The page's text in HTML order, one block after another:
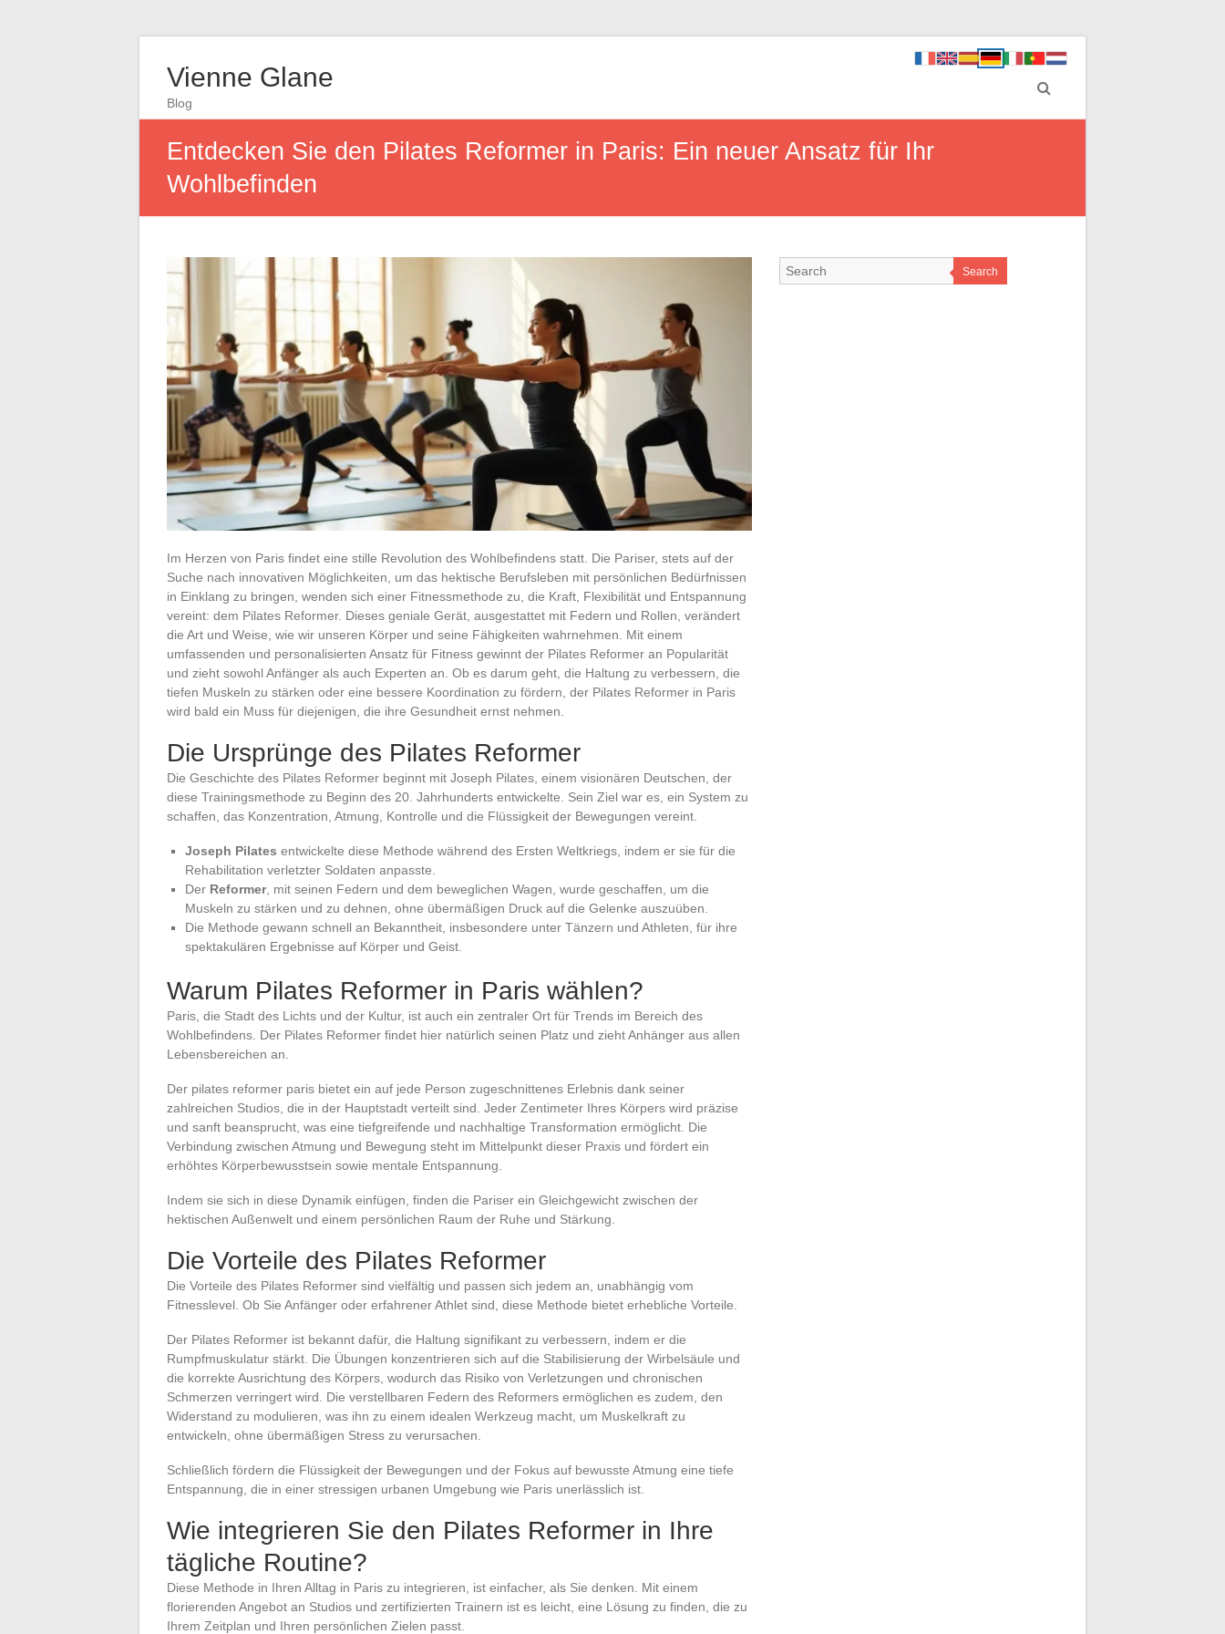
Vienne Glane
Blog
Entdecken Sie den Pilates Reformer in Paris: Ein neuer Ansatz für Ihr
Wohlbefinden
Im Herzen von Paris findet eine stille Revolution des Wohlbefindens statt. Die Pariser, stets auf der
Suche nach innovativen Möglichkeiten, um das hektische Berufsleben mit persönlichen Bedürfnissen
in Einklang zu bringen, wenden sich einer Fitnessmethode zu, die Kraft, Flexibilität und Entspannung
vereint: dem Pilates Reformer. Dieses geniale Gerät, ausgestattet mit Federn und Rollen, verändert
die Art und Weise, wie wir unseren Körper und seine Fähigkeiten wahrnehmen. Mit einem
umfassenden und personalisierten Ansatz für Fitness gewinnt der Pilates Reformer an Popularität
und zieht sowohl Anfänger als auch Experten an. Ob es darum geht, die Haltung zu verbessern, die
tiefen Muskeln zu stärken oder eine bessere Koordination zu fördern, der Pilates Reformer in Paris
wird bald ein Muss für diejenigen, die ihre Gesundheit ernst nehmen.
Die Ursprünge des Pilates Reformer
Die Geschichte des Pilates Reformer beginnt mit Joseph Pilates, einem visionären Deutschen, der
diese Trainingsmethode zu Beginn des 20. Jahrhunderts entwickelte. Sein Ziel war es, ein System zu
schaffen, das Konzentration, Atmung, Kontrolle und die Flüssigkeit der Bewegungen vereint.
Joseph Pilates entwickelte diese Methode während des Ersten Weltkriegs, indem er sie für die
Rehabilitation verletzter Soldaten anpasste.
Der Reformer, mit seinen Federn und dem beweglichen Wagen, wurde geschaffen, um die
Muskeln zu stärken und zu dehnen, ohne übermäßigen Druck auf die Gelenke auszuüben.
Die Methode gewann schnell an Bekanntheit, insbesondere unter Tänzern und Athleten, für ihre
spektakulären Ergebnisse auf Körper und Geist.
Warum Pilates Reformer in Paris wählen?
Paris, die Stadt des Lichts und der Kultur, ist auch ein zentraler Ort für Trends im Bereich des
Wohlbefindens. Der Pilates Reformer findet hier natürlich seinen Platz und zieht Anhänger aus allen
Lebensbereichen an.
Der pilates reformer paris bietet ein auf jede Person zugeschnittenes Erlebnis dank seiner
zahlreichen Studios, die in der Hauptstadt verteilt sind. Jeder Zentimeter Ihres Körpers wird präzise
und sanft beansprucht, was eine tiefgreifende und nachhaltige Transformation ermöglicht. Die
Verbindung zwischen Atmung und Bewegung steht im Mittelpunkt dieser Praxis und fördert ein
erhöhtes Körperbewusstsein sowie mentale Entspannung.
Indem sie sich in diese Dynamik einfügen, finden die Pariser ein Gleichgewicht zwischen der
hektischen Außenwelt und einem persönlichen Raum der Ruhe und Stärkung.
Die Vorteile des Pilates Reformer
Die Vorteile des Pilates Reformer sind vielfältig und passen sich jedem an, unabhängig vom
Fitnesslevel. Ob Sie Anfänger oder erfahrener Athlet sind, diese Methode bietet erhebliche Vorteile.
Der Pilates Reformer ist bekannt dafür, die Haltung signifikant zu verbessern, indem er die
Rumpfmuskulatur stärkt. Die Übungen konzentrieren sich auf die Stabilisierung der Wirbelsäule und
die korrekte Ausrichtung des Körpers, wodurch das Risiko von Verletzungen und chronischen
Schmerzen verringert wird. Die verstellbaren Federn des Reformers ermöglichen es zudem, den
Widerstand zu modulieren, was ihn zu einem idealen Werkzeug macht, um Muskelkraft zu
entwickeln, ohne übermäßigen Stress zu verursachen.
Schließlich fördern die Flüssigkeit der Bewegungen und der Fokus auf bewusste Atmung eine tiefe
Entspannung, die in einer stressigen urbanen Umgebung wie Paris unerlässlich ist.
Wie integrieren Sie den Pilates Reformer in Ihre
tägliche Routine?
Diese Methode in Ihren Alltag in Paris zu integrieren, ist einfacher, als Sie denken. Mit einem
florierenden Angebot an Studios und zertifizierten Trainern ist es leicht, eine Lösung zu finden, die zu
Ihrem Zeitplan und Ihren persönlichen Zielen passt.
Search